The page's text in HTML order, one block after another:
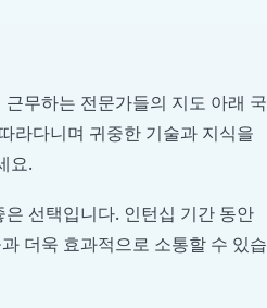
무하는 전문가들의 지도 아래 국
라다니며 귀중한 기술과 지식을
요.
선택입니다. 인턴십 기간 동안
더욱 효과적으로 소통할 수 있습